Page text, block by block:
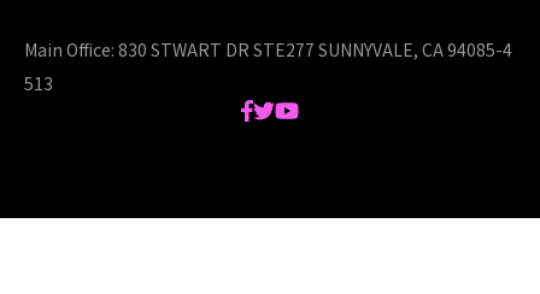
Main Office: 830 STWART DR STE277 SUNNYVALE, CA 94085-4
513